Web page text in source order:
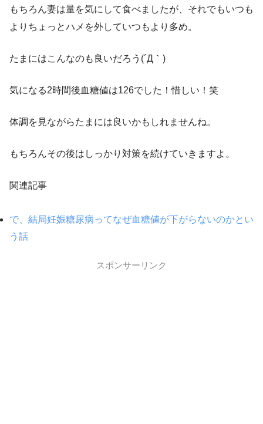
もちろん妻は量を気にして食べましたが、それでもいつも
よりちょっとハメを外していつもより多め。
たまにはこんなのも良いだろう(´Д｀)
気になる2時間後血糖値は126でした！惜しい！笑
体調を見ながらたまには良いかもしれませんね。
もちろんその後はしっかり対策を続けていきますよ。
関連記事
で、結局妊娠糖尿病ってなぜ血糖値が下がらないのかとい
う話
スポンサーリンク